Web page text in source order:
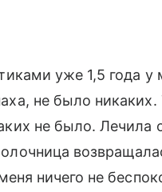
уже 1,5 года у
не было никаких.
не было. Лечила
ничего не